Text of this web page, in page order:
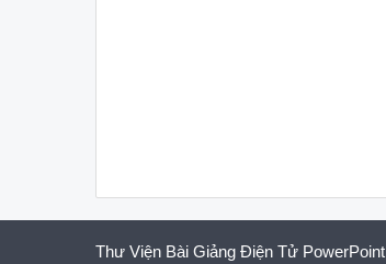
Thư Viện Bài Giảng Điện Tử PowerPoint